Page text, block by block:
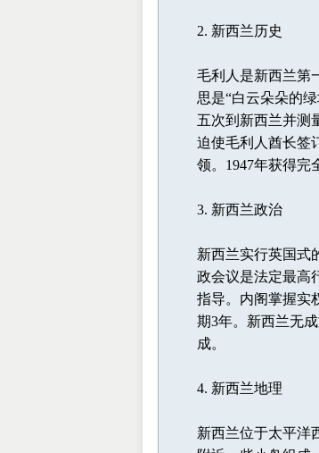
2. 新西兰历史
毛利人是新西兰第
思是“白云朵朵的
五次到新西兰并测
迫使毛利人酋长签
领。1947年获得完
3. 新西兰政治
新西兰实行英国式
政会议是法定最高
指导。内阁掌握实
期3年。新西兰无
成。
4. 新西兰地理
新西兰位于太平洋